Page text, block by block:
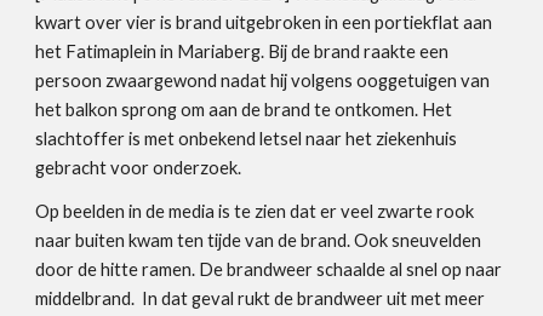
kwart over vier is brand uitgebroken in een portiekflat aan
het Fatimaplein in Mariaberg. Bij de brand raakte een
persoon zwaargewond nadat hij volgens ooggetuigen van
het balkon sprong om aan de brand te ontkomen. Het
slachtoffer is met onbekend letsel naar het ziekenhuis
gebracht voor onderzoek.
Op beelden in de media is te zien dat er veel zwarte rook
naar buiten kwam ten tijde van de brand. Ook sneuvelden
door de hitte ramen. De brandweer schaalde al snel op naar
middelbrand. In dat geval rukt de brandweer uit met meer